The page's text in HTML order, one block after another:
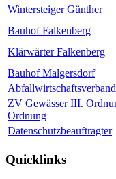
Wintersteiger Günther
Bauhof Falkenberg
Klärwärter Falkenberg
Bauhof Malgersdorf
ZV Gewässer III.
Ordnung
Datenschutzbeauftragter
Quicklinks